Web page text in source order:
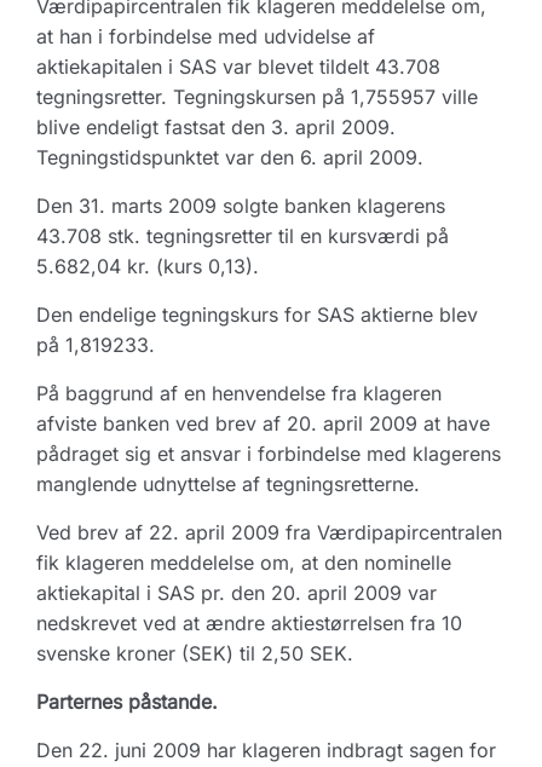
Værdipapircentralen fik klageren meddelelse om,
at han i forbindelse med udvidelse af
aktiekapitalen i SAS var blevet tildelt 43.708
tegningsretter. Tegningskursen på 1,755957 ville
blive endeligt fastsat den 3. april 2009.
Tegningstidspunktet var den 6. april 2009.
Den 31. marts 2009 solgte banken klagerens
43.708 stk. tegningsretter til en kursværdi på
5.682,04 kr. (kurs 0,13).
Den endelige tegningskurs for SAS aktierne blev
på 1,819233.
På baggrund af en henvendelse fra klageren
afviste banken ved brev af 20. april 2009 at have
pådraget sig et ansvar i forbindelse med klagerens
manglende udnyttelse af tegningsretterne.
Ved brev af 22. april 2009 fra Værdipapircentralen
fik klageren meddelelse om, at den nominelle
aktiekapital i SAS pr. den 20. april 2009 var
nedskrevet ved at ændre aktiestørrelsen fra 10
svenske kroner (SEK) til 2,50 SEK.
Parternes påstande.
Den 22. juni 2009 har klageren indbragt sagen for